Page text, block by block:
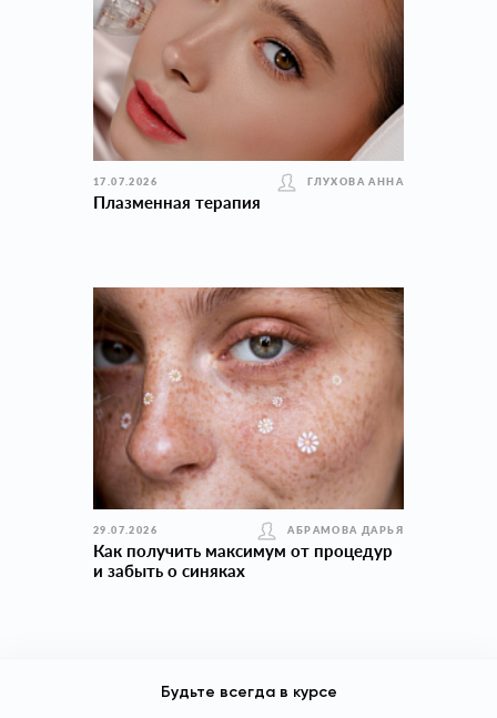
17.07.2026 ГЛУХОВА АННА
Плазменная терапия
29.07.2026 АБРАМОВА ДАРЬЯ
Как получить максимум от процедур
и забыть о синяках
Будьте всегда в курсе